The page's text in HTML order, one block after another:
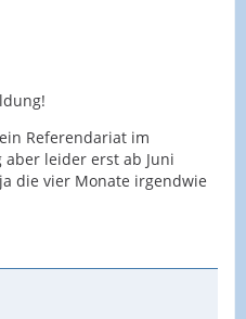
Referendariat im
aber leider erst ab Juni
die vier Monate irgendwie